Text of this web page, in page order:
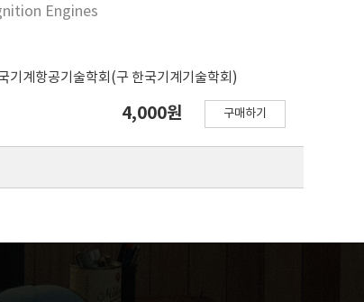
Engines
기계항공기술학회(구 한국기계기술학회)
4,000원 구매하기